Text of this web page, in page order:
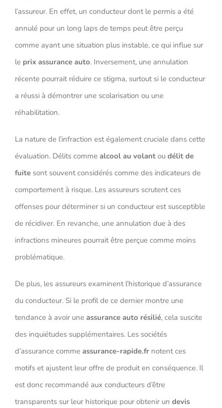
l’assureur. En effet, un conducteur dont le permis a été
annulé pour un long laps de temps peut être perçu
comme ayant une situation plus instable, ce qui influe sur
le prix assurance auto. Inversement, une annulation
récente pourrait réduire ce stigma, surtout si le conducteur
a réussi à démontrer une scolarisation ou une
réhabilitation.
La nature de l’infraction est également cruciale dans cette
évaluation. Délits comme alcool au volantou délit de
fuitesont souvent considérés comme des indicateurs de
comportement à risque. Les assureurs scrutent ces
offenses pour déterminer si un conducteur est susceptible
de récidiver. En revanche, une annulation due à des
infractions mineures pourrait être perçue comme moins
problématique.
De plus, les assureurs examinent l’historique d’assurance
du conducteur. Si le profil de ce dernier montre une
tendance à avoir une assurance auto résilié, cela suscite
des inquiétudes supplémentaires. Les sociétés
d’assurance comme assurance-rapide.frnotent ces
motifs et ajustent leur offre de produit en conséquence. Il
est donc recommandé aux conducteurs d’être
transparents sur leur historique pour obtenir un devis